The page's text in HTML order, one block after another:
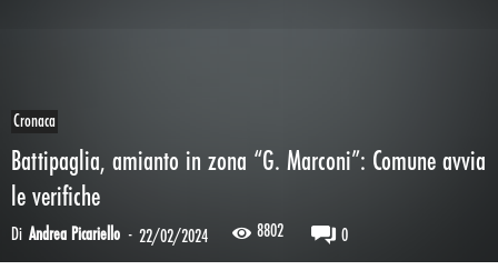
Cronaca
Battipaglia, amianto in zona “G. Marconi”: Comune avvia
le verifiche
Di Andrea Picariello - 22/02/2024 8802 0